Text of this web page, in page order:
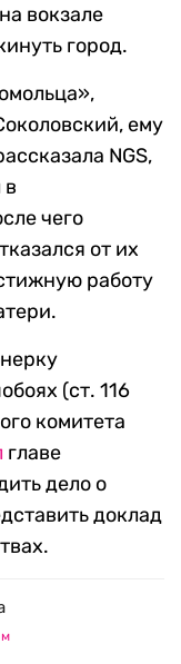
на вокзале
город.
ему
NGS,
в
чего
от их
работу
(ст. 116
комитета
главе
дело о
доклад